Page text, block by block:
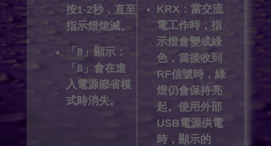
按1-2秒，直至
指示燈熄滅。
「8」顯示：
「8」會在進
入電源節省模
式時消失。
KRX：當交流
電工作時，指
示燈會變成綠
色，當接收到
RF信號時，綠
燈仍會保持亮
起。使用外部
USB電源供電
時，顯示的